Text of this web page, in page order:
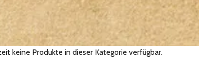
keine Produkte in dieser Kategorie verfügbar.